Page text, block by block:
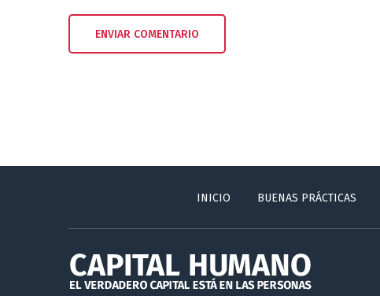
INICIO BUENAS PRÁCTICAS